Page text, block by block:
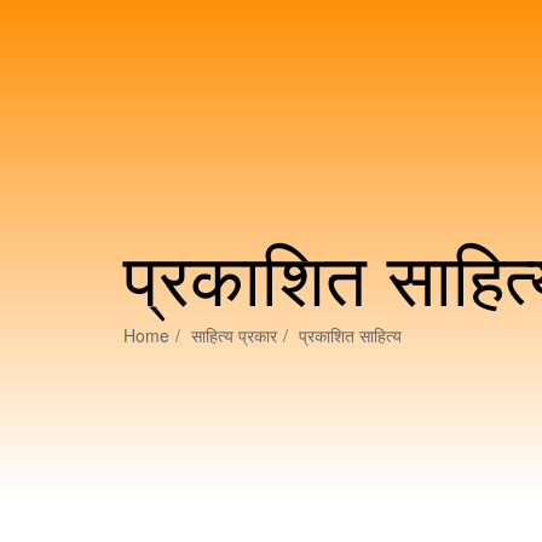
प्रकाशित
Home साहित्य प्रकार प्रकाशित साहित्य